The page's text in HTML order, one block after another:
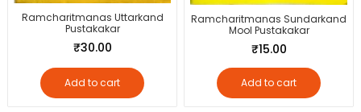
Ramcharitmanas Uttarkand
Pustakakar
₹30.00
Add to cart
Ramcharitmanas Sundarkand
Mool Pustakakar
₹15.00
Add to cart